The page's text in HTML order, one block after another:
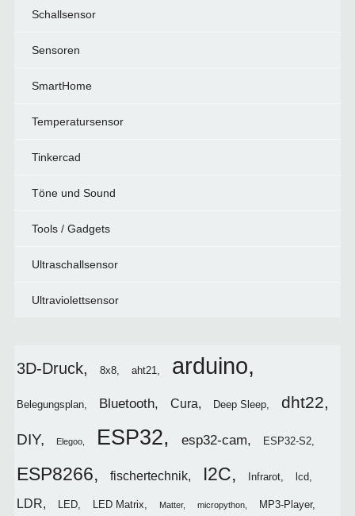
Schallsensor
Sensoren
SmartHome
Temperatursensor
Tinkercad
Töne und Sound
Tools / Gadgets
Ultraschallsensor
Ultraviolettsensor
3D-Druck 8x8 aht21 arduino
Belegungsplan Bluetooth Cura Deep Sleep dht22
DIY Elegoo ESP32 esp32-cam ESP32-S2
ESP8266 fischertechnik I2C Infrarot lcd
LDR LED LED Matrix Matter micropython MP3-Player